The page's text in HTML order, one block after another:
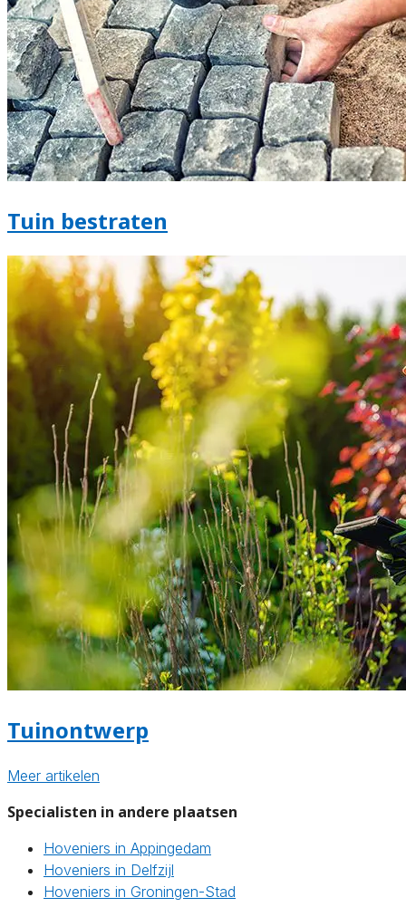
Tuin bestraten
Tuinontwerp
Meer artikelen
Specialisten in andere plaatsen
Hoveniers in Appingedam
Hoveniers in Delfzijl
Hoveniers in Groningen-Stad